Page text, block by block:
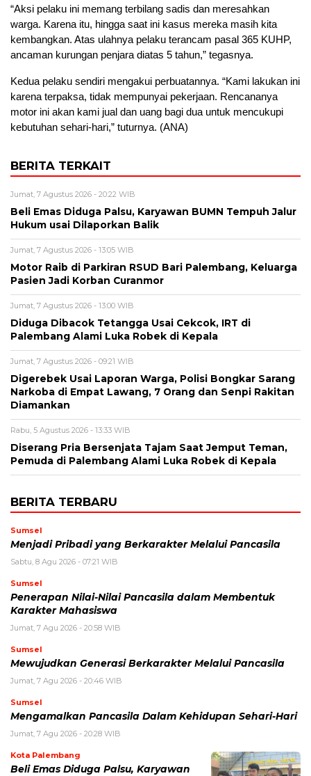
“Aksi pelaku ini memang terbilang sadis dan meresahkan
warga. Karena itu, hingga saat ini kasus mereka masih kita
kembangkan. Atas ulahnya pelaku terancam pasal 365 KUHP,
ancaman kurungan penjara diatas 5 tahun,” tegasnya.
Kedua pelaku sendiri mengakui perbuatannya. “Kami lakukan ini
karena terpaksa, tidak mempunyai pekerjaan. Rencananya
motor ini akan kami jual dan uang bagi dua untuk mencukupi
kebutuhan sehari-hari,” tuturnya. (ANA)
BERITA TERKAIT
Jumat, 7 Agustus 2026 - 20:22 WIB
Beli Emas Diduga Palsu, Karyawan BUMN Tempuh Jalur
Hukum usai Dilaporkan Balik
Jumat, 7 Agustus 2026 - 13:05 WIB
Motor Raib di Parkiran RSUD Bari Palembang, Keluarga
Pasien Jadi Korban Curanmor
Jumat, 7 Agustus 2026 - 13:00 WIB
Diduga Dibacok Tetangga Usai Cekcok, IRT di
Palembang Alami Luka Robek di Kepala
Jumat, 7 Agustus 2026 - 09:21 WIB
Digerebek Usai Laporan Warga, Polisi Bongkar Sarang
Narkoba di Empat Lawang, 7 Orang dan Senpi Rakitan
Diamankan
Rabu, 5 Agustus 2026 - 13:33 WIB
Diserang Pria Bersenjata Tajam Saat Jemput Teman,
Pemuda di Palembang Alami Luka Robek di Kepala
BERITA TERBARU
Sumsel
Menjadi Pribadi yang Berkarakter Melalui Pancasila
Sabtu, 8 Agu 2026 - 07:21 WIB
Sumsel
Penerapan Nilai-Nilai Pancasila dalam Membentuk
Karakter Mahasiswa
Jumat, 7 Agu 2026 - 20:58 WIB
Sumsel
Mewujudkan Generasi Berkarakter Melalui Pancasila
Jumat, 7 Agu 2026 - 20:46 WIB
Sumsel
Mengamalkan Pancasila Dalam Kehidupan Sehari-Hari
Jumat, 7 Agu 2026 - 20:28 WIB
Kota Palembang
Beli Emas Diduga Palsu, Karyawan